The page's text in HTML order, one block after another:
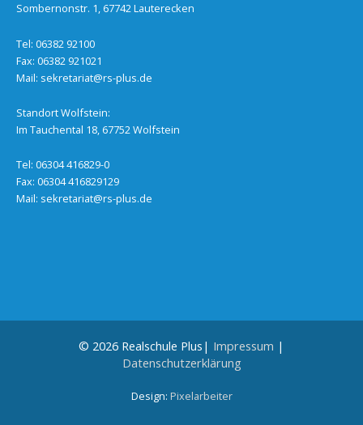
Sombernonstr. 1, 67742 Lauterecken
Tel: 06382 92100
Fax: 06382 921021
Mail: sekretariat@rs-plus.de
Standort Wolfstein:
Im Tauchental 18, 67752 Wolfstein
Tel: 06304 416829-0
Fax: 06304 416829129
Mail: sekretariat@rs-plus.de
© 2026 Realschule Plus| Impressum |
Datenschutzerklärung
Design: Pixelarbeiter